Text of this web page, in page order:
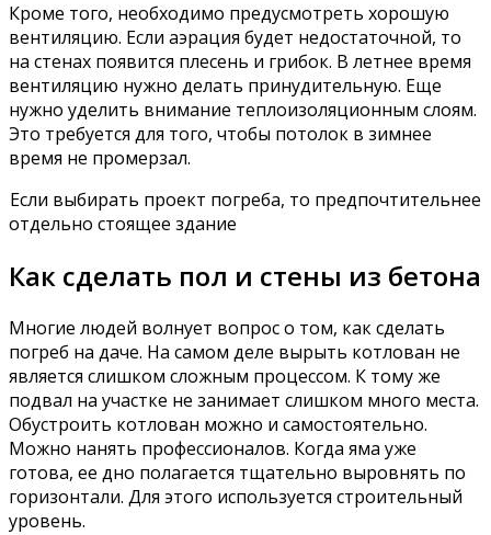
Кроме того, необходимо предусмотреть хорошую
вентиляцию. Если аэрация будет недостаточной, то
на стенах появится плесень и грибок. В летнее время
вентиляцию нужно делать принудительную. Еще
нужно уделить внимание теплоизоляционным слоям.
Это требуется для того, чтобы потолок в зимнее
время не промерзал.
Если выбирать проект погреба, то предпочтительнее
отдельно стоящее здание
Как сделать пол и стены из бетона
Многие людей волнует вопрос о том, как сделать
погреб на даче. На самом деле вырыть котлован не
является слишком сложным процессом. К тому же
подвал на участке не занимает слишком много места.
Обустроить котлован можно и самостоятельно.
Можно нанять профессионалов. Когда яма уже
готова, ее дно полагается тщательно выровнять по
горизонтали. Для этого используется строительный
уровень.